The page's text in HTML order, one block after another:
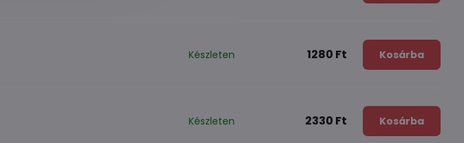
Készleten 1280 Ft Kosárba
Készleten 2330 Ft Kosárba